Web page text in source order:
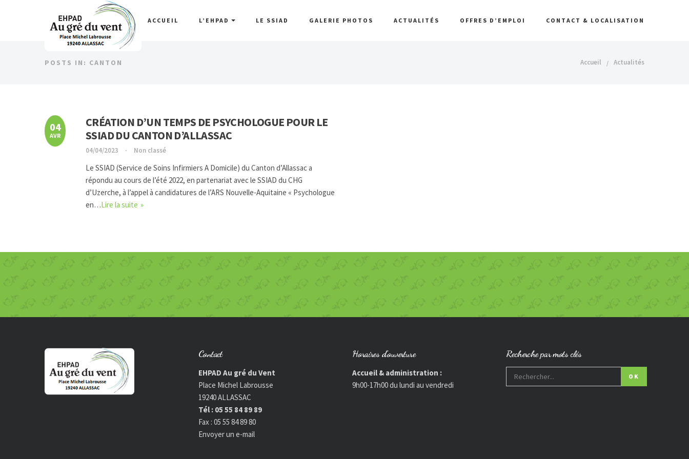
ACCUEIL L’EHPAD LE SSIAD GALERIE PHOTOS ACTUALITÉS OFFRES D’EMPLOI CONTACT & LOCALISATION
POSTS IN: CANTON Accueil Actualités
04
AVR
CRÉATION D’UN TEMPS DE PSYCHOLOGUE POUR LE
SSIAD DU CANTON D’ALLASSAC
04/04/2023 Non classé
Le SSIAD (Service de Soins Infirmiers A Domicile) du Canton d’Allassac a
répondu au cours de l’été 2022, en partenariat avec le SSIAD du CHG
d’Uzerche, à l’appel à candidatures de l’ARS Nouvelle-Aquitaine « Psychologue
en…Lire la suite
Contact
EHPAD Au gré du Vent
Place Michel Labrousse
19240 ALLASSAC
Tél : 05 55 84 89 89
Fax : 05 55 84 89 80
Envoyer un e-mail
Horaires d’ouverture
Accueil & administration :
9h00-17h00 du lundi au vendredi
Recherche par mots clés
OK